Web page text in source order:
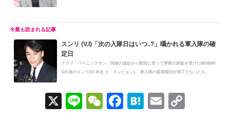
スンリ (V.I)「次の入隊日はいつ..?」囁かれる軍入隊の確
定日
クラブ「バーニングサン」関連の波紋から数回に渡って警察の調査を受けたBIGBAN
G出身のスンリ(V.I 本名 イ・スンヒョン)。 軍入隊の延期期日が満了となったV....
X
Li
W
F
H
E